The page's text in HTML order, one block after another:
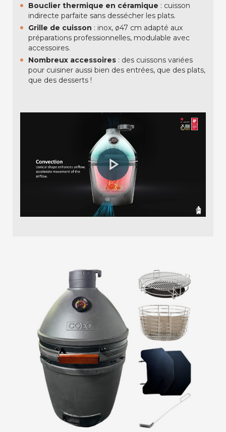
Bouclier thermique en céramique : cuisson
indirecte parfaite sans dessécher les plats.
Grille de cuisson : inox, ø47 cm adapté aux
préparations professionnelles, modulable avec
accessoires.
Nombreux accessoires : des cuissons variées
pour cuisiner aussi bien des entrées, que des plats,
que des desserts !